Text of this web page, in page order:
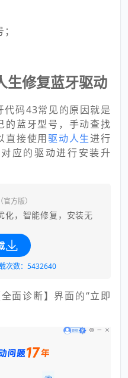
生修复蓝牙驱动
代码43常见的原因就是
的蓝牙型号，手动查找
直接使用驱动人生进行
应的驱动进行安装升
（官方版）
化，智能修复，安装无
次数：5432640
面诊断】界面的“立即